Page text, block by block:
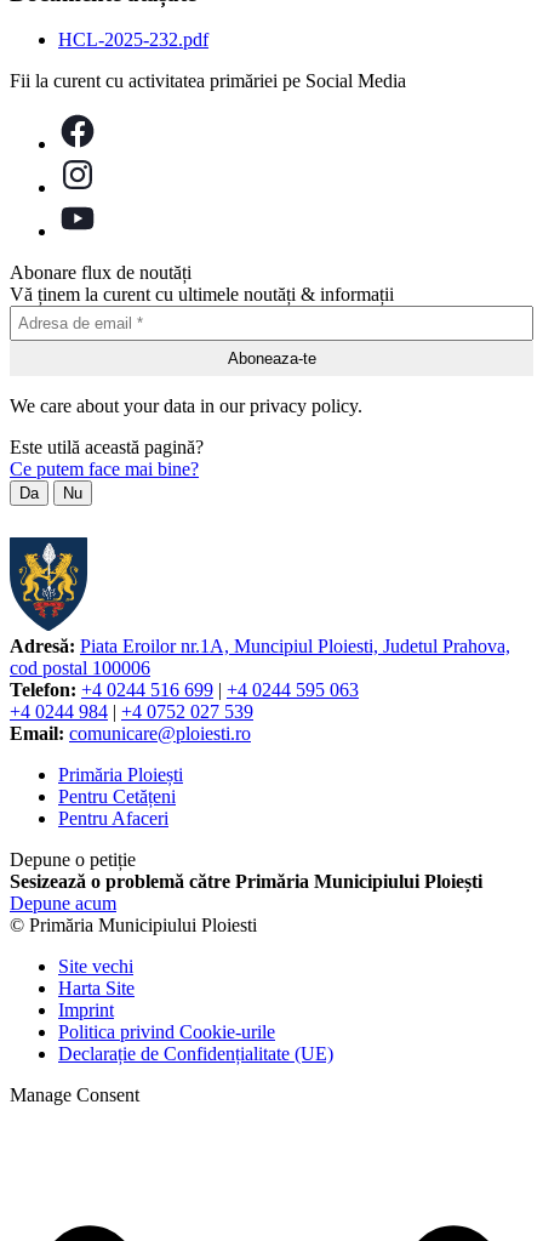
HCL-2025-232.pdf
Fii la curent cu activitatea primăriei pe Social Media
Abonare flux de noutăți
Vă ținem la curent cu ultimele noutăți & informații
We care about your data in our privacy policy.
Este utilă această pagină?
Ce putem face mai bine?
Da Nu
Adresă: Piata Eroilor nr.1A, Muncipiul Ploiesti, Judetul Prahova,
cod postal 100006
Telefon: +4 0244 516 699 | +4 0244 595 063
+4 0244 984 | +4 0752 027 539
Email: comunicare@ploiesti.ro
Primăria Ploiești
Pentru Cetățeni
Pentru Afaceri
Depune o petiție
Sesizează o problemă către Primăria Municipiului Ploiești
Depune acum
© Primăria Municipiului Ploiesti
Site vechi
Harta Site
Imprint
Politica privind Cookie-urile
Declarație de Confidențialitate (UE)
Manage Consent